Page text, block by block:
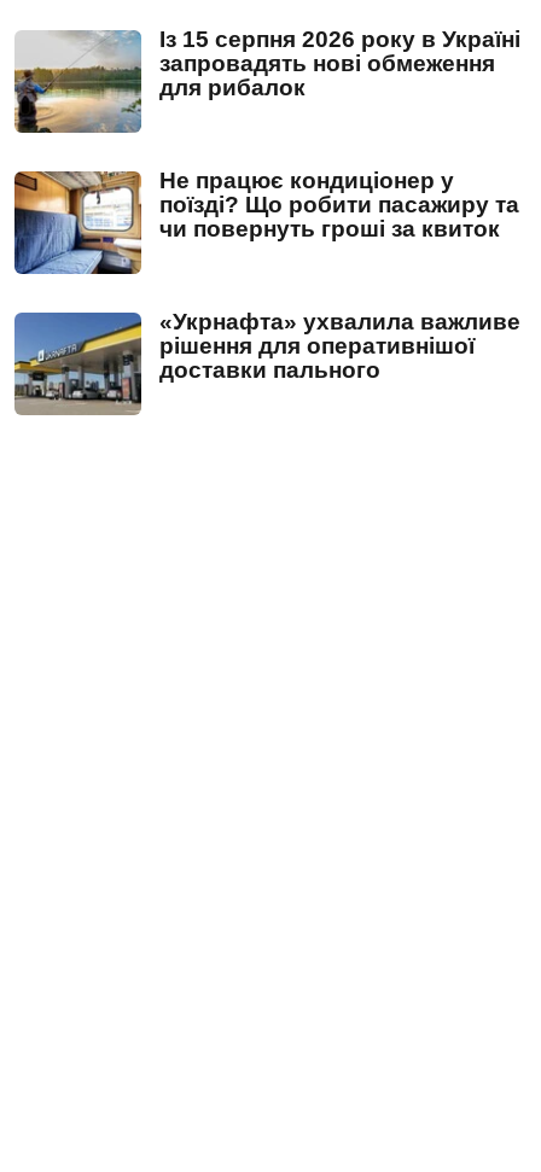
Із 15 серпня 2026 року в Україні
запровадять нові обмеження
для рибалок
Не працює кондиціонер у
поїзді? Що робити пасажиру та
чи повернуть гроші за квиток
«Укрнафта» ухвалила важливе
рішення для оперативнішої
доставки пального